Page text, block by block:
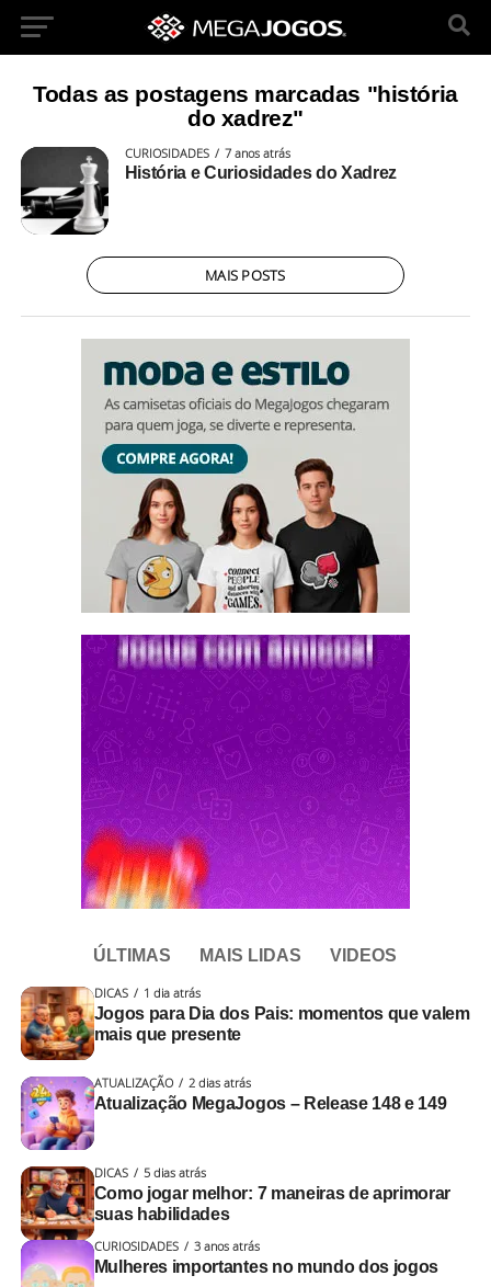
Todas as postagens marcadas "história
do xadrez"
CURIOSIDADES 7 anos atrás
História e Curiosidades do Xadrez
MAIS POSTS
ÚLTIMAS MAIS LIDAS VIDEOS
DICAS 1 dia atrás
Jogos para Dia dos Pais: momentos que valem
mais que presente
ATUALIZAÇÃO 2 dias atrás
Atualização MegaJogos – Release 148 e 149
DICAS 5 dias atrás
Como jogar melhor: 7 maneiras de aprimorar
suas habilidades
CURIOSIDADES 3 anos atrás
Mulheres importantes no mundo dos jogos